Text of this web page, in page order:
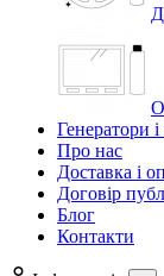
Генератори і
Про нас
Доставка і
Договір
Блог
Контакти